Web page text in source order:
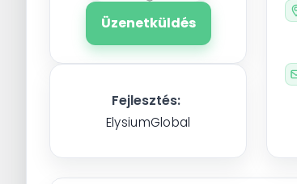
Üzenetküldés
Fejlesztés:
ElysiumGlobal